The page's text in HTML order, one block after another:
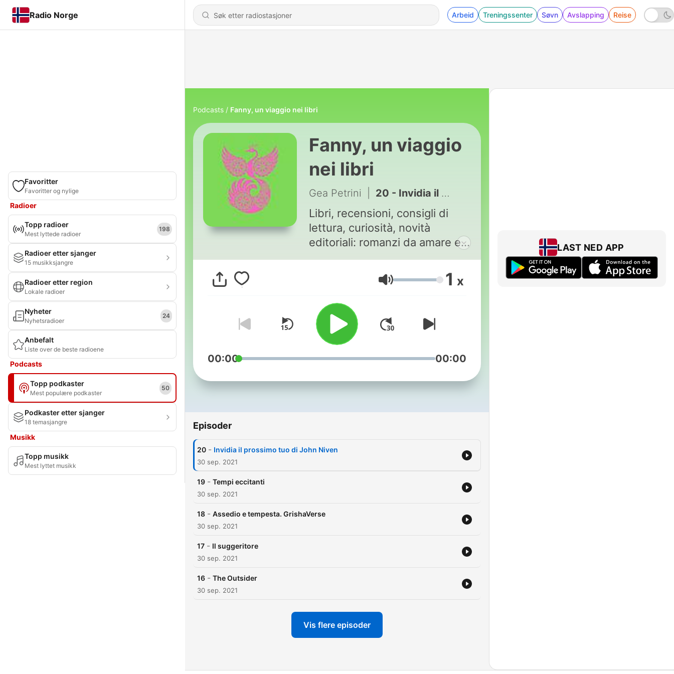
Radio Norge Arbeid Treningssenter Søvn Avslapping Reise
Favoritter
Favoritter og nylige
Radioer
Topp radioer
Mest lyttede radioer
198
Radioer etter sjanger
15 musikksjangre
Radioer etter region
Lokale radioer
Nyheter
Nyhetsradioer
24
Anbefalt
Liste over de beste radioene
Podcasts
Topp podkaster
Mest populære podkaster
50
Podkaster etter sjanger
18 temasjangre
Musikk
Topp musikk
Mest lyttet musikk
Podcasts Fanny, un viaggio nei libri
Fanny, un viaggio
nei libri
Gea Petrini 20 - Invidia il prossimo tuo di John Niven
Libri, recensioni, consigli di
lettura, curiosità, novità
editoriali: romanzi da amare e
da detestare in Fanny, il
podcast di GeaBook creato da
serie tv e blog
Volum 1 x
00:00 00:00
Episoder
20 - Invidia il prossimo tuo di John Niven
30 sep. 2021
19 - Tempi eccitanti
30 sep. 2021
18 - Assedio e tempesta. GrishaVerse
30 sep. 2021
17 - Il suggeritore
30 sep. 2021
16 - The Outsider
30 sep. 2021
Vis flere episoder
LAST NED APP